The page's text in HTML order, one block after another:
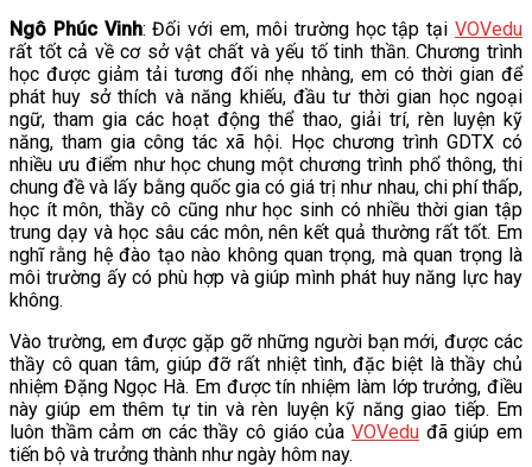
Ngô Phúc Vinh: Đối với em, môi trường học tập tạiVOVedu
rất tốt cả về cơ sở vật chất và yếu tố tinh thần. Chương trình
học được giảm tải tương đối nhẹ nhàng, em có thời gian để
phát huy sở thích và năng khiếu, đầu tư thời gian học ngoại
ngữ, tham gia các hoạt động thể thao, giải trí, rèn luyện kỹ
năng, tham gia công tác xã hội. Học chương trình GDTX có
nhiều ưu điểm như học chung một chương trình phổ thông, thi
chung đề và lấy bằng quốc gia có giá trị như nhau, chi phí thấp,
học ít môn, thầy cô cũng như học sinh có nhiều thời gian tập
trung dạy và học sâu các môn, nên kết quả thường rất tốt. Em
nghĩ rằng hệ đào tạo nào không quan trọng, mà quan trọng là
môi trường ấy có phù hợp và giúp mình phát huy năng lực hay
không.
Vào trường, em được gặp gỡ những người bạn mới, được các
thầy cô quan tâm, giúp đỡ rất nhiệt tình, đặc biệt là thầy chủ
nhiệm Đặng Ngọc Hà. Em được tín nhiệm làm lớp trưởng, điều
này giúp em thêm tự tin và rèn luyện kỹ năng giao tiếp. Em
luôn thầm cảm ơn các thầy cô giáo của VOVedu đã giúp em
tiến bộ và trưởng thành như ngày hôm nay.